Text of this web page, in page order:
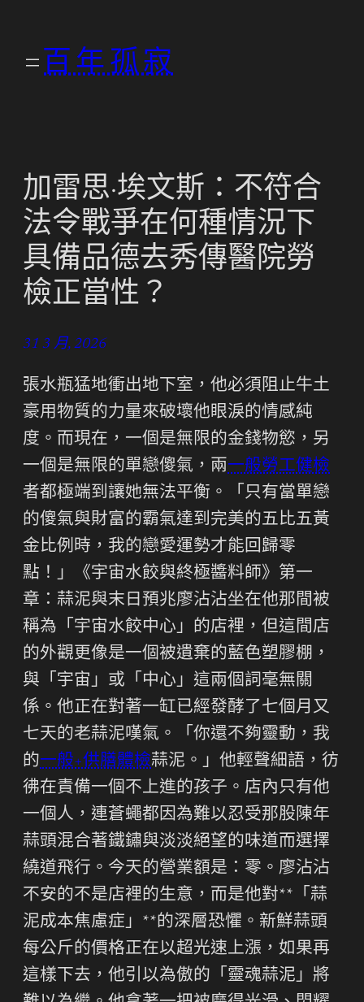
百年孤寂
加雷思·埃文斯：不符合
法令戰爭在何種情況下
具備品德去秀傳醫院勞
檢正當性？
31 3 月, 2026
張水瓶猛地衝出地下室，他必須阻止牛土
豪用物質的力量來破壞他眼淚的情感純
度。而現在，一個是無限的金錢物慾，另
一個是無限的單戀傻氣，兩一般勞工健檢
者都極端到讓她無法平衡。「只有當單戀
的傻氣與財富的霸氣達到完美的五比五黃
金比例時，我的戀愛運勢才能回歸零
點！」《宇宙水餃與終極醬料師》第一
章：蒜泥與末日預兆廖沾沾坐在他那間被
稱為「宇宙水餃中心」的店裡，但這間店
的外觀更像是一個被遺棄的藍色塑膠棚，
與「宇宙」或「中心」這兩個詞毫無關
係。他正在對著一缸已經發酵了七個月又
七天的老蒜泥嘆氣。「你還不夠靈動，我
的一般+供膳體檢蒜泥。」他輕聲細語，彷
彿在責備一個不上進的孩子。店內只有他
一個人，連蒼蠅都因為難以忍受那股陳年
蒜頭混合著鐵鏽與淡淡絕望的味道而選擇
繞道飛行。今天的營業額是：零。廖沾沾
不安的不是店裡的生意，而是他對**「蒜
泥成本焦慮症」**的深層恐懼。新鮮蒜頭
每公斤的價格正在以超光速上漲，如果再
這樣下去，他引以為傲的「靈魂蒜泥」將